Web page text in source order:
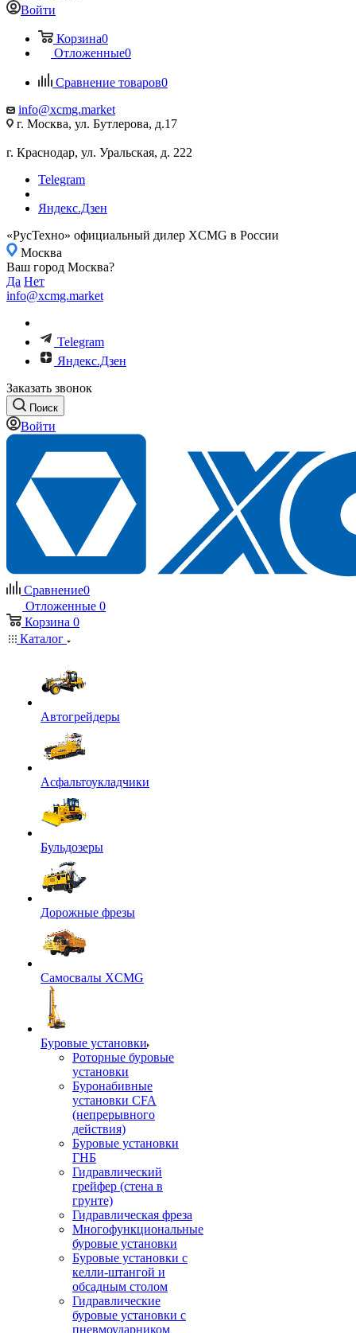
Войти
Корзина0
Отложенные0
Сравнение товаров0
info@xcmg.market
г. Москва, ул. Бутлерова, д.17
г. Краснодар, ул. Уральская, д. 222
Telegram
Яндекс.Дзен
«РусТехно» официальный дилер XCMG в России
Москва
Ваш город Москва?
Да Нет
info@xcmg.market
Telegram
Яндекс.Дзен
Заказать звонок
Поиск
Войти
Сравнение0
Отложенные 0
Корзина 0
Каталог
Автогрейдеры
Асфальтоукладчики
Бульдозеры
Дорожные фрезы
Самосвалы XCMG
Буровые установки
Роторные буровые
установки
Буронабивные
установки CFA
(непрерывного
действия)
Буровые установки
ГНБ
Гидравлический
грейфер (стена в
грунте)
Гидравлическая фреза
Многофункциональные
буровые установки
Буровые установки с
келли-штангой и
обсадным столом
Гидравлические
буровые установки с
пневмоударником